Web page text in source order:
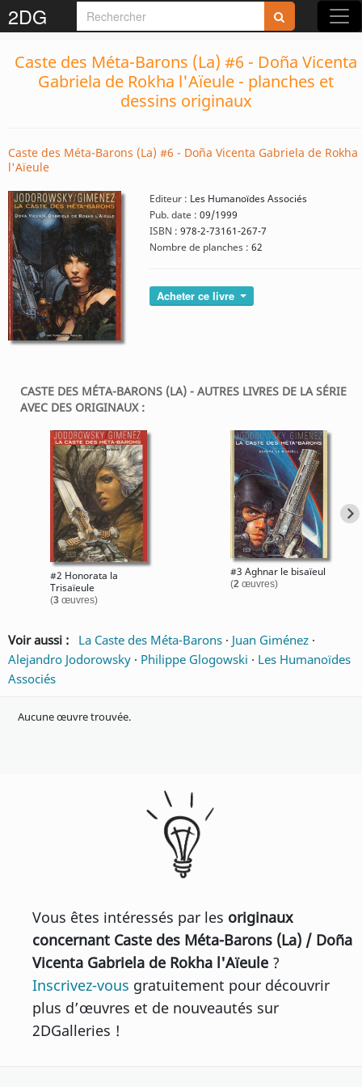
2DG
Caste des Méta-Barons (La) #6 - Doña Vicenta
Gabriela de Rokha l'Aïeule - planches et
dessins originaux
Caste des Méta-Barons (La) #6 - Doña Vicenta Gabriela de Rokha
l'Aïeule
Editeur : Les Humanoïdes Associés
Pub. date : 09/1999
ISBN : 978-2-73161-267-7
Nombre de planches : 62
Acheter ce livre
CASTE DES MÉTA-BARONS (LA) - AUTRES LIVRES DE LA SÉRIE
AVEC DES ORIGINAUX :
#2 Honorata la
Trisaïeule
(3œuvres)
#3 Aghnar le bisaïeul
(2 œuvres)
Voir aussi : La Caste des Méta-Barons · Juan Giménez ·
Alejandro Jodorowsky · Philippe Glogowski · Les Humanoïdes
Associés
Aucune œuvre trouvée.
Vous êtes intéressés par les originaux
concernant Caste des Méta-Barons (La) / Doña
Vicenta Gabriela de Rokha l'Aïeule ?
Inscrivez-vous gratuitement pour découvrir
plus d’œuvres et de nouveautés sur
2DGalleries !